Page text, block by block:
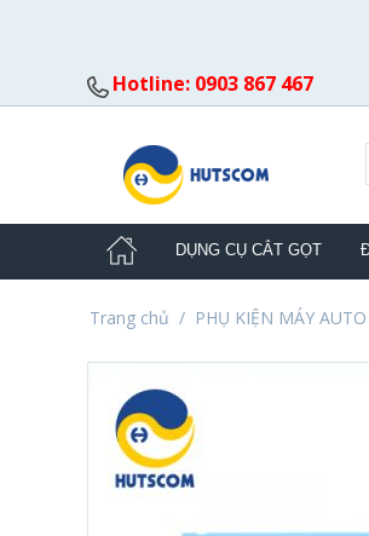
Hotline: 0903 867 467
DỤNG CỤ CẮT GỌT
Trang chủ / PHỤ KIỆN MÁY